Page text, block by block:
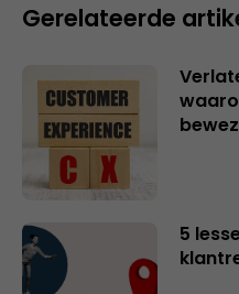
Gerelateerde
5